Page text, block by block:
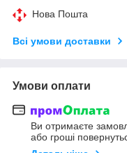
Нова Пошта
Всі умови доставки
Умови оплати
Ви отримаєте
або гроші